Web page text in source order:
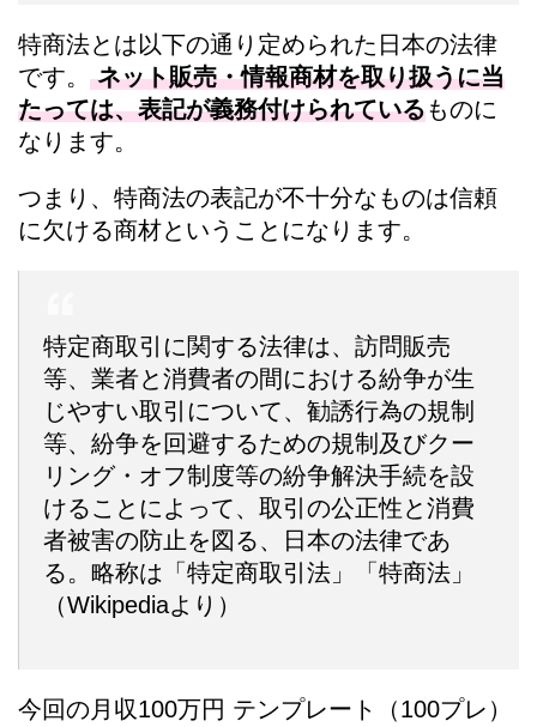
特商法とは以下の通り定められた日本の法律
です。 ネット販売・情報商材を取り扱うに当
たっては、表記が義務付けられているものに
なります。
つまり、特商法の表記が不十分なものは信頼
に欠ける商材ということになります。
特定商取引に関する法律は、訪問販売
等、業者と消費者の間における紛争が生
じやすい取引について、勧誘行為の規制
等、紛争を回避するための規制及びクー
リング・オフ制度等の紛争解決手続を設
けることによって、取引の公正性と消費
者被害の防止を図る、日本の法律であ
る。略称は「特定商取引法」「特商法」
（Wikipediaより）
今回の 月収100万円 テンプレート（100プレ）